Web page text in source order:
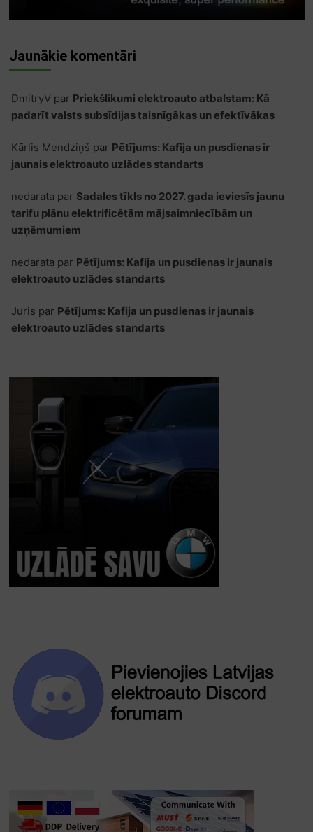
Jaunākie komentāri
DmitryVpar Priekšlikumi elektroauto atbalstam: Kā
padarīt valsts subsīdijas taisnīgākas un efektīvākas
Kārlis Mendziņš par Pētījums: Kafija un pusdienas ir
jaunais elektroauto uzlādes standarts
nedarata par Sadales tīkls no 2027. gada ieviesīs jaunu
tarifu plānu elektrificētām mājsaimniecībām un
uzņēmumiem
nedarata par Pētījums: Kafija un pusdienas ir jaunais
elektroauto uzlādes standarts
Juris par Pētījums: Kafija un pusdienas ir jaunais
elektroauto uzlādes standarts